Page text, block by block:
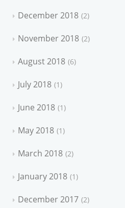
December 2018 2
November 2018 2
August 2018 6
July 2018 1
June 2018 1
May 2018 1
March 2018 2
January 2018 1
December 2017 2